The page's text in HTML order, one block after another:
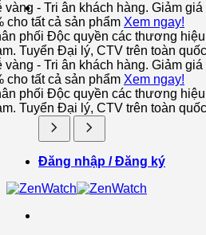
vàng - Tri ân khách hàng. Giảm
cho tất cả sản phẩm Xem ngay!
phối Độc quyền các thương
Tuyển Đại lý, CTV trên toàn quốc
vàng - Tri ân khách hàng. Giảm
cho tất cả sản phẩm Xem ngay!
phối Độc quyền các thương
Tuyển Đại lý, CTV trên toàn quốc
Đăng nhập / Đăng ký